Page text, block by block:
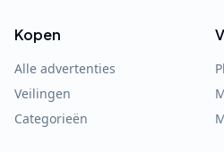
Kopen
Alle advertenties
Veilingen
Categorieën